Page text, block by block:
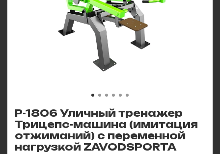
P-1806 Уличный тренажер
Трицепс-машина (имитация
отжиманий) с переменной
нагрузкой ZAVODSPORTA